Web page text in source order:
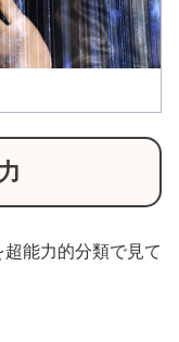
能力的分類で見て